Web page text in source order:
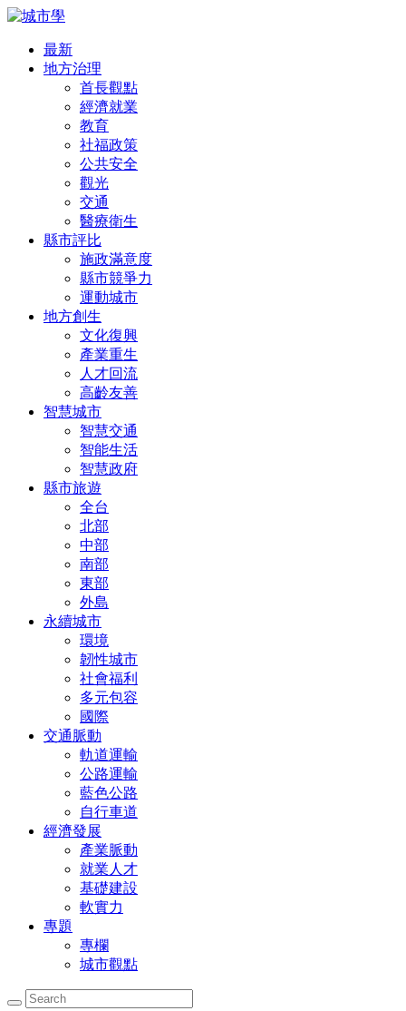
最新
地方治理
首長觀點
經濟就業
教育
社福政策
公共安全
觀光
交通
醫療衛生
縣市評比
施政滿意度
縣市競爭力
運動城市
地方創生
文化復興
產業重生
人才回流
高齡友善
智慧城市
智慧交通
智能生活
智慧政府
縣市旅遊
全台
北部
中部
南部
東部
外島
永續城市
環境
韌性城市
社會福利
多元包容
國際
交通脈動
軌道運輸
公路運輸
藍色公路
自行車道
經濟發展
產業脈動
就業人才
基礎建設
軟實力
專題
專欄
城市觀點